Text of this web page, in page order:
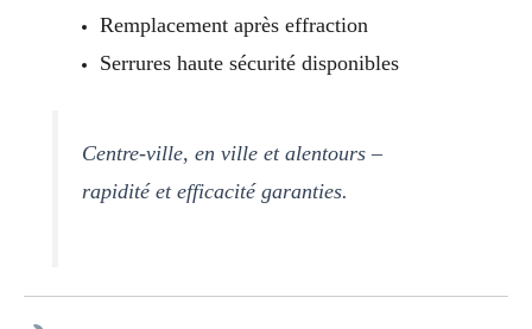
Remplacement après effraction
Serrures haute sécurité disponibles
Centre-ville, en ville et alentours –
rapidité et efficacité garanties.